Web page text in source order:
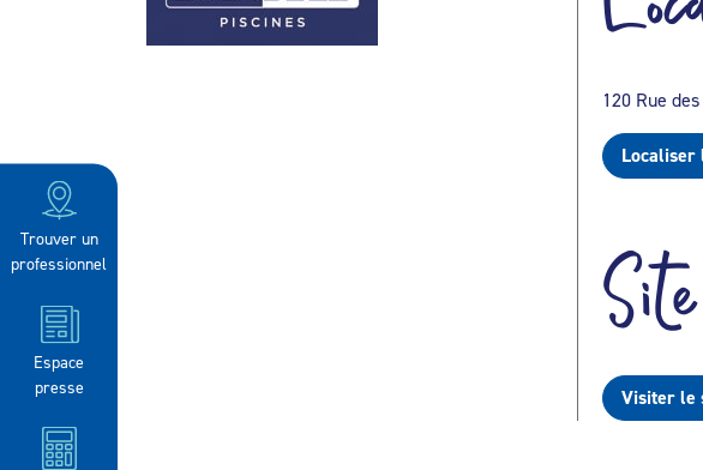
Trouver un
professionnel
Espace
presse
120 Rue
Localiser
Visiter le